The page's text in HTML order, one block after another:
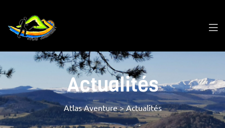
Actualités
Atlas Aventure>Actualités